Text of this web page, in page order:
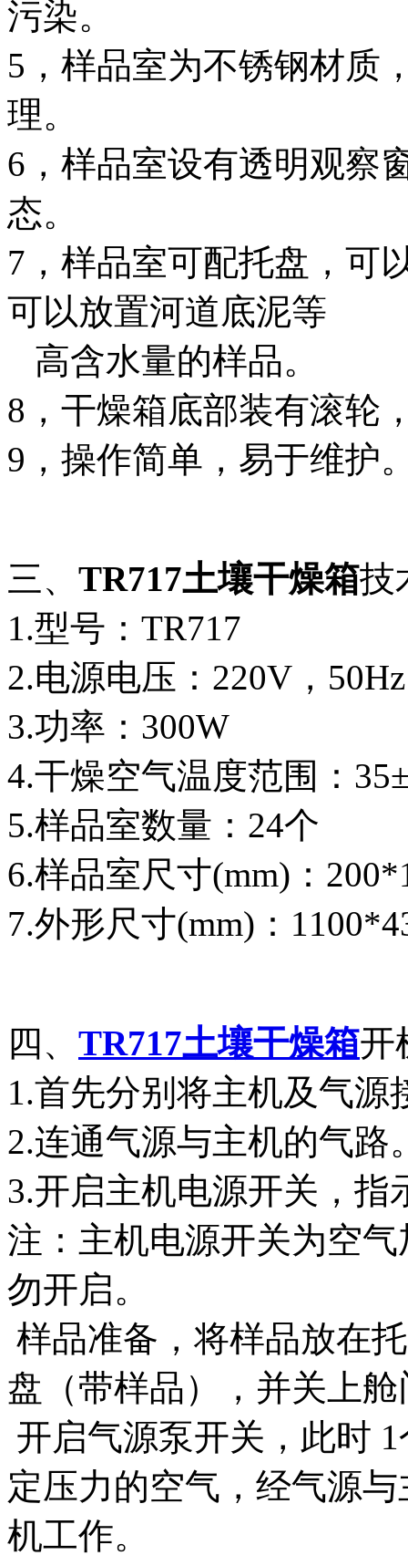
污染。
5，样品室为不锈钢材质
理。
6，样品室设有透明观察
态。
7，样品室可配托盘，可
可以放置河道底泥等
高含水量的样品。
8，干燥箱底部装有滚轮
9，操作简单，易于维护
三、 TR717土壤干燥箱技
1.型号：TR717
2.电源电压：220V，50Hz
3.功率：300W
4.干燥空气温度范围：
5.样品室数量：24个
6.样品室尺寸(mm)：
7.外形尺寸(mm)：
四、 TR717土壤干燥箱开
1.首先分别将主机及气源
2.连通气源与主机的气路
3.开启主机电源开关，指
注：主机电源开关为空
勿开启。
样品准备，将样品放在
盘（带样品），并关上舱
开启气源泵开关，此时
定压力的空气，经气源
机工作。